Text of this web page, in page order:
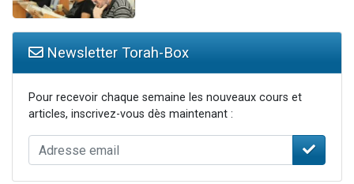
Newsletter Torah-Box
Pour recevoir chaque semaine les nouveaux cours et
articles, inscrivez-vous dès maintenant :